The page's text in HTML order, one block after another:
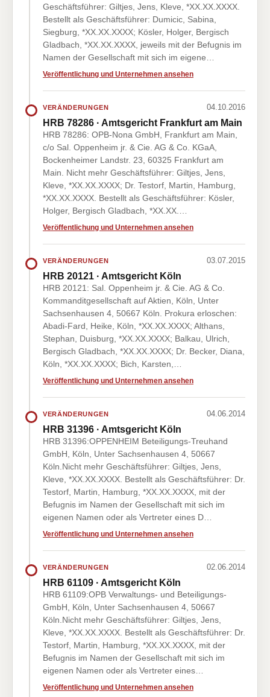
Geschäftsführer: Giltjes, Jens, Kleve, *XX.XX.XXXX.
Bestellt als Geschäftsführer: Dumicic, Sabina,
Siegburg, *XX.XX.XXXX; Kösler, Holger, Bergisch
Gladbach, *XX.XX.XXXX, jeweils mit der Befugnis im
Namen der Gesellschaft mit sich im eigene…
Veröffentlichung und Unternehmen ansehen
VERÄNDERUNGEN 04.10.2016
HRB 78286 · Amtsgericht Frankfurt am Main
HRB 78286: OPB-Nona GmbH, Frankfurt am Main,
c/o Sal. Oppenheim jr. & Cie. AG & Co. KGaA,
Bockenheimer Landstr. 23, 60325 Frankfurt am
Main. Nicht mehr Geschäftsführer: Giltjes, Jens,
Kleve, *XX.XX.XXXX; Dr. Testorf, Martin, Hamburg,
*XX.XX.XXXX. Bestellt als Geschäftsführer: Kösler,
Holger, Bergisch Gladbach, *XX.XX.…
Veröffentlichung und Unternehmen ansehen
VERÄNDERUNGEN 03.07.2015
HRB 20121 · Amtsgericht Köln
HRB 20121: Sal. Oppenheim jr. & Cie. AG & Co.
Kommanditgesellschaft auf Aktien, Köln, Unter
Sachsenhausen 4, 50667 Köln. Prokura erloschen:
Abadi-Fard, Heike, Köln, *XX.XX.XXXX; Althans,
Stephan, Duisburg, *XX.XX.XXXX; Balkau, Ulrich,
Bergisch Gladbach, *XX.XX.XXXX; Dr. Becker, Diana,
Köln, *XX.XX.XXXX; Bich, Karsten,…
Veröffentlichung und Unternehmen ansehen
VERÄNDERUNGEN 04.06.2014
HRB 31396 · Amtsgericht Köln
HRB 31396:OPPENHEIM Beteiligungs-Treuhand
GmbH, Köln, Unter Sachsenhausen 4, 50667
Köln.Nicht mehr Geschäftsführer: Giltjes, Jens,
Kleve, *XX.XX.XXXX. Bestellt als Geschäftsführer: Dr.
Testorf, Martin, Hamburg, *XX.XX.XXXX, mit der
Befugnis im Namen der Gesellschaft mit sich im
eigenen Namen oder als Vertreter eines D…
Veröffentlichung und Unternehmen ansehen
VERÄNDERUNGEN 02.06.2014
HRB 61109 · Amtsgericht Köln
HRB 61109:OPB Verwaltungs- und Beteiligungs-
GmbH, Köln, Unter Sachsenhausen 4, 50667
Köln.Nicht mehr Geschäftsführer: Giltjes, Jens,
Kleve, *XX.XX.XXXX. Bestellt als Geschäftsführer: Dr.
Testorf, Martin, Hamburg, *XX.XX.XXXX, mit der
Befugnis im Namen der Gesellschaft mit sich im
eigenen Namen oder als Vertreter eines…
Veröffentlichung und Unternehmen ansehen